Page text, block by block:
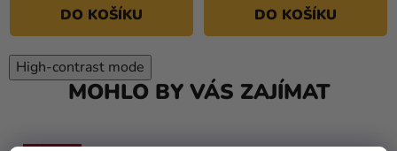
DO KOŠÍKU DO KOŠÍKU
High-contrast mode
MOHLO BY VÁS ZAJÍMAT